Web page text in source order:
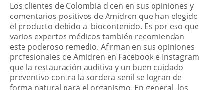
Los clientes de Colombia dicen en sus opiniones y
comentarios positivos de Amidren que han elegido
el producto debido al biocontenido. Es por eso que
varios expertos médicos también recomiendan
este poderoso remedio. Afirman en sus opiniones
profesionales de Amidren en Facebook e Instagram
que la restauración auditiva y un buen cuidado
preventivo contra la sordera senil se logran de
forma natural para el organismo. En general, los